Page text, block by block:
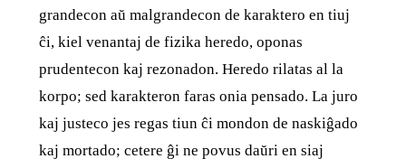
grandecon aŭ malgrandecon de karaktero en tiuj
ĉi, kiel venantaj de fizika heredo, oponas
prudentecon kaj rezonadon. Heredo rilatas al la
korpo; sed karakteron faras onia pensado. La juro
kaj justeco jes regas tiun ĉi mondon de naskiĝado
kaj mortado; cetere ĝi ne povus daŭri en siaj